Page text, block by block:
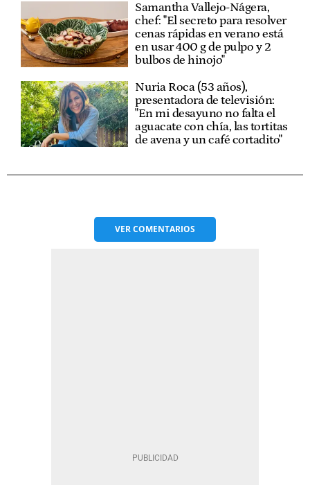
Samantha Vallejo-Nágera,
chef: "El secreto para resolver
cenas rápidas en verano está
en usar 400 g de pulpo y 2
bulbos de hinojo"
Nuria Roca (53 años),
presentadora de televisión:
"En mi desayuno no falta el
aguacate con chía, las tortitas
de avena y un café cortadito"
VERCOMENTARIOS